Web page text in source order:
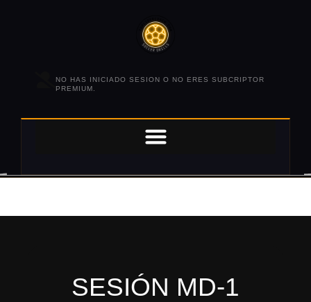
NO HAS INICIADO SESION O NO ERES SUBCRIPTOR
PREMIUM.
SESIÓN MD-1